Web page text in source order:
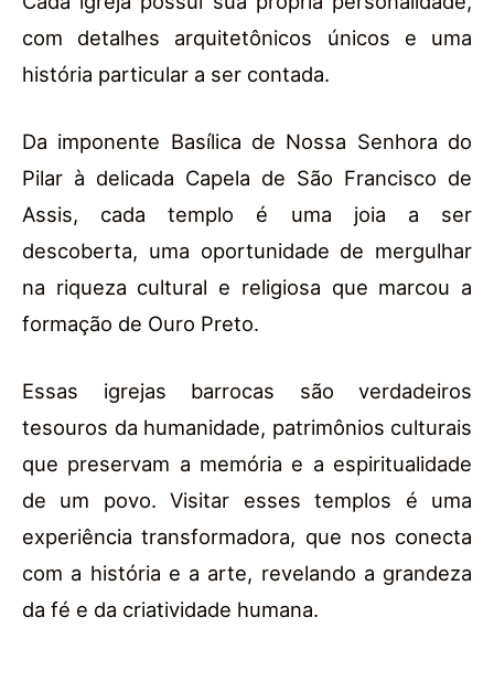
com detalhes arquitetônicos únicos e uma
história particular a ser contada.
Da imponente Basílica de Nossa Senhora do
Pilar à delicada Capela de São Francisco de
Assis, cada templo é uma joia a ser
descoberta, uma oportunidade de mergulhar
na riqueza cultural e religiosa que marcou a
formação de Ouro Preto.
Essas igrejas barrocas são verdadeiros
tesouros da humanidade, patrimônios culturais
que preservam a memória e a espiritualidade
de um povo. Visitar esses templos é uma
experiência transformadora, que nos conecta
com a história e a arte, revelando a grandeza
da fé e da criatividade humana.